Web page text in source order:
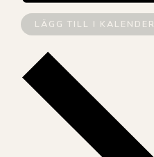
LÄGG TILL I KALENDER